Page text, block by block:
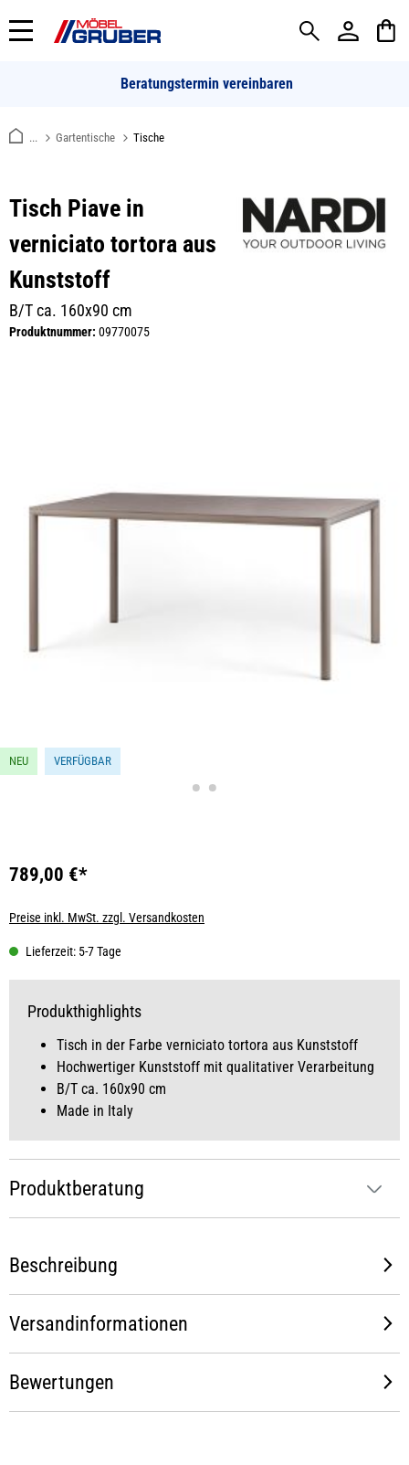
springen
Beratungstermin vereinbaren
... Gartentische Tische
Tisch Piave in
verniciato tortora aus
Kunststoff
B/T ca. 160x90 cm
Produktnummer: 09770075
NEU VERFÜGBAR
Produkthighlights
Tisch in der Farbe verniciato tortora aus Kunststoff
Hochwertiger Kunststoff mit qualitativer Verarbeitung
B/T ca. 160x90 cm
Made in Italy
789,00 €*
Preise inkl. MwSt. zzgl. Versandkosten
Lieferzeit: 5-7 Tage
Produktberatung
Beschreibung
Versandinformationen
Bewertungen